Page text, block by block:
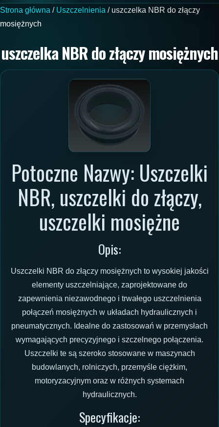
Strona główna / Uszczelnienia / uszczelka NBR do złączy
mosiężnych
uszczelka NBR do złączy mosiężnych
Potoczne Nazwy: Uszczelki
NBR, uszczelki do złączy,
uszczelki mosiężne
Opis:
Uszczelki NBR do złączy mosiężnych to wysokiej jakości
elementy uszczelniające, zaprojektowane do
zapewnienia niezawodnego i trwałego uszczelnienia
połączeń mosiężnych w układach hydraulicznych i
pneumatycznych. Idealne do zastosowań w przemysłach
wymagających precyzyjnego i szczelnego połączenia.
Uszczelki te są szeroko stosowane w maszynach
budowlanych, rolniczych, przemyśle ciężkim,
motoryzacyjnym oraz w różnych systemach
hydraulicznych.
Specyfikacje: